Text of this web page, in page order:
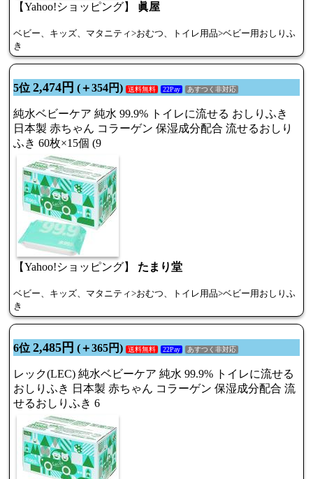
【Yahoo!ショッピング】 眞屋
ベビー、キッズ、マタニティ>おむつ、トイレ用品>ベビー用おしりふ
き
5位 2,474円 (＋354円) 送料無料 22Pay あすつく非対応
純水ベビーケア 純水 99.9% トイレに流せる おしりふき
日本製 赤ちゃん コラーゲン 保湿成分配合 流せるおしり
ふき 60枚×15個 (9
【Yahoo!ショッピング】 たまり堂
ベビー、キッズ、マタニティ>おむつ、トイレ用品>ベビー用おしりふ
き
6位 2,485円 (＋365円) 送料無料 22Pay あすつく非対応
レック(LEC) 純水ベビーケア 純水 99.9% トイレに流せる
おしりふき 日本製 赤ちゃん コラーゲン 保湿成分配合 流
せるおしりふき 6